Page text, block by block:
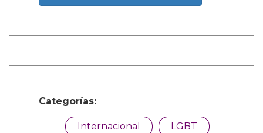
Categorías:
Internacional LGBT